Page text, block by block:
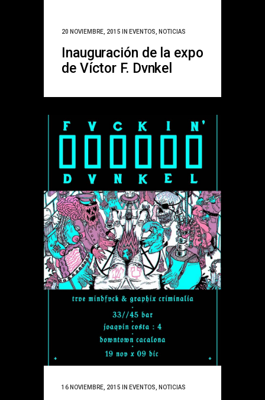
20 NOVIEMBRE, 2015 IN EVENTOS NOTICIAS
Inauguración de la expo
de Víctor F. Dvnkel
16 NOVIEMBRE, 2015 IN EVENTOS, NOTICIAS